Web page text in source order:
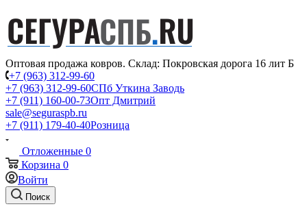
Оптовая продажа ковров. Склад: Покровская дорога 16 лит Б
+7 (963) 312-99-60
+7 (963) 312-99-60СПб Уткина Заводь
+7 (911) 160-00-73Опт Дмитрий
sale@seguraspb.ru
+7 (911) 179-40-40Розница
Отложенные 0
Корзина 0
Войти
Поиск